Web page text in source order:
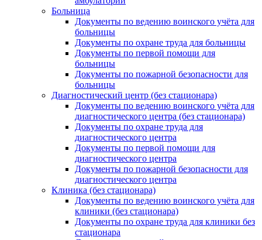
Больница
Документы по ведению воинского учёта для
больницы
Документы по охране труда для больницы
Документы по первой помощи для
больницы
Документы по пожарной безопасности для
больницы
Диагностический центр (без стационара)
Документы по ведению воинского учёта для
диагностического центра (без стационара)
Документы по охране труда для
диагностического центра
Документы по первой помощи для
диагностического центра
Документы по пожарной безопасности для
диагностического центра
Клиника (без стационара)
Документы по ведению воинского учёта для
клиники (без стационара)
Документы по охране труда для клиники без
стационара